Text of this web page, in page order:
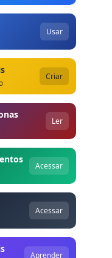
Usar
Criar
Ler
Acessar
Acessar
Aprender